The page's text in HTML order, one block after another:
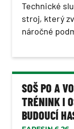
Technické
stroj, který
náročné
SOŠ PO A
TRÉNINK I
BUDOUCÍ